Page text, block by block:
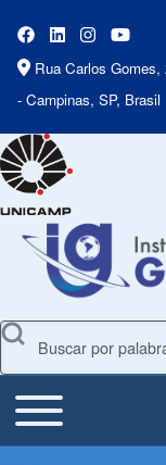
Rua Carlos
- Campinas, SP, Brasil
Buscar
Main Menu
Toggle main menu